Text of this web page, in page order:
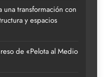
una transformación con
y espacios
de «Pelota al Medio